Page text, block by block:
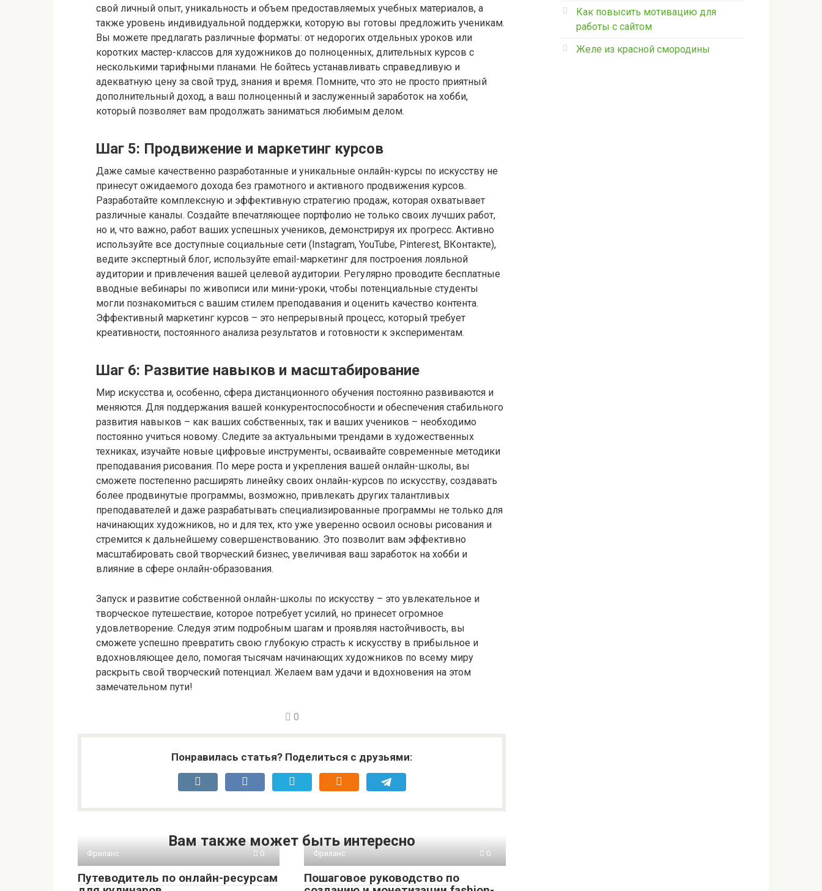
свой личный опыт, уникальность и объем предоставляемых учебных материалов, а
также уровень индивидуальной поддержки, которую вы готовы предложить ученикам.
Вы можете предлагать различные форматы: от недорогих отдельных уроков или
коротких мастер-классов для художников до полноценных, длительных курсов с
несколькими тарифными планами. Не бойтесь устанавливать справедливую и
адекватную цену за свой труд, знания и время. Помните, что это не просто приятный
дополнительный доход, а ваш полноценный и заслуженный заработок на хобби,
который позволяет вам продолжать заниматься любимым делом.
Шаг 5: Продвижение и маркетинг курсов
Даже самые качественно разработанные и уникальные онлайн-курсы по искусству не
принесут ожидаемого дохода без грамотного и активного продвижения курсов.
Разработайте комплексную и эффективную стратегию продаж, которая охватывает
различные каналы. Создайте впечатляющее портфолио не только своих лучших работ,
но и, что важно, работ ваших успешных учеников, демонстрируя их прогресс. Активно
используйте все доступные социальные сети (Instagram, YouTube, Pinterest, ВКонтакте),
ведите экспертный блог, используйте email-маркетинг для построения лояльной
аудитории и привлечения вашей целевой аудитории. Регулярно проводите бесплатные
вводные вебинары по живописи или мини-уроки, чтобы потенциальные студенты
могли познакомиться с вашим стилем преподавания и оценить качество контента.
Эффективный маркетинг курсов – это непрерывный процесс, который требует
креативности, постоянного анализа результатов и готовности к экспериментам.
Шаг 6: Развитие навыков и масштабирование
Мир искусства и, особенно, сфера дистанционного обучения постоянно развиваются и
меняются. Для поддержания вашей конкурентоспособности и обеспечения стабильного
развития навыков – как ваших собственных, так и ваших учеников – необходимо
постоянно учиться новому. Следите за актуальными трендами в художественных
техниках, изучайте новые цифровые инструменты, осваивайте современные методики
преподавания рисования. По мере роста и укрепления вашей онлайн-школы, вы
сможете постепенно расширять линейку своих онлайн-курсов по искусству, создавать
более продвинутые программы, возможно, привлекать других талантливых
преподавателей и даже разрабатывать специализированные программы не только для
начинающих художников, но и для тех, кто уже уверенно освоил основы рисования и
стремится к дальнейшему совершенствованию. Это позволит вам эффективно
масштабировать свой творческий бизнес, увеличивая ваш заработок на хобби и
влияние в сфере онлайн-образования.
Запуск и развитие собственной онлайн-школы по искусству – это увлекательное и
творческое путешествие, которое потребует усилий, но принесет огромное
удовлетворение. Следуя этим подробным шагам и проявляя настойчивость, вы
сможете успешно превратить свою глубокую страсть к искусству в прибыльное и
вдохновляющее дело, помогая тысячам начинающих художников по всему миру
раскрыть свой творческий потенциал. Желаем вам удачи и вдохновения на этом
замечательном пути!
0
Понравилась статья? Поделиться с друзьями:
Вам также может быть интересно
Фриланс 0
Путеводитель по онлайн-ресурсам
Фриланс 0
Пошаговое руководство по
Как повысить мотивацию для
работы с сайтом
Желе из красной смородины